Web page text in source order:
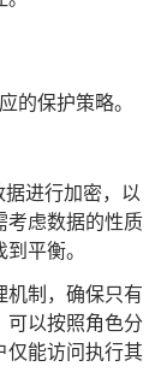
的保护策略。
进行加密，以
考虑数据的性质
平衡。
机制，确保只有
可以按照角色分
仅能访问执行其